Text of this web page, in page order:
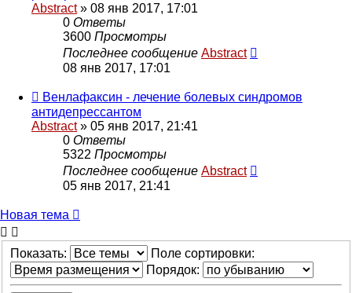
Abstract» 08 янв 2017, 17:01
0 Ответы
3600 Просмотры
Последнее сообщение Abstract
08 янв 2017, 17:01
Венлафаксин - лечение болевых синдромов
антидепрессантом
Abstract» 05 янв 2017, 21:41
0 Ответы
5322 Просмотры
Последнее сообщение Abstract
05 янв 2017, 21:41
Новая тема
Показать:
Поле сортировки:
Порядок: